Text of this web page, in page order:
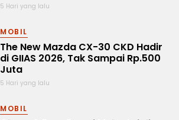
5 Hari yang lalu
MOBIL
The New Mazda CX-30 CKD Hadir
di GIIAS 2026, Tak Sampai Rp.500
Juta
5 Hari yang lalu
MOBIL